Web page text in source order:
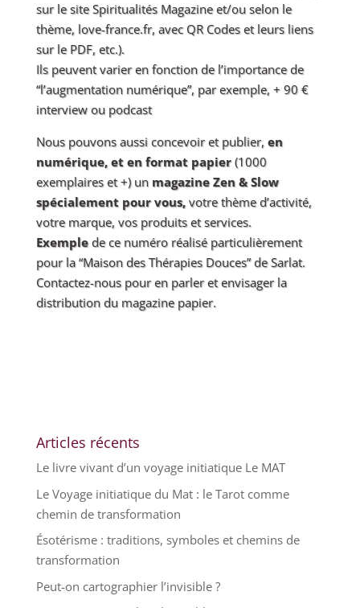
sur le site Spiritualités Magazine et/ou selon le
thème, love-france.fr, avec QR Codes et leurs liens
sur le PDF, etc.).
Ils peuvent varier en fonction de l’importance de
“l’augmentation numérique”, par exemple, + 90 €
interview ou podcast
Nous pouvons aussi concevoir et publier, en
numérique, et en format papier(1000
exemplaires et +) un magazine Zen & Slow
spécialement pour vous,votre thème d’activité,
votre marque, vos produits et services.
Exemplede ce numéro réalisé particulièrement
pour la “Maison des Thérapies Douces” de Sarlat.
Contactez-nous pour en parler et envisager la
distribution du magazine papier.
Articles récents
Le livre vivant d’un voyage initiatique Le MAT
Le Voyage initiatique du Mat : le Tarot comme
chemin de transformation
Ésotérisme : traditions, symboles et chemins de
transformation
Peut-on cartographier l’invisible ?